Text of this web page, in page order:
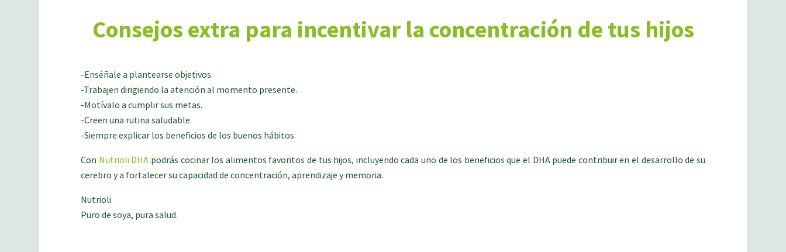
Consejos extra para incentivar la concentración de tus hijos
-Enséñale a plantearse objetivos.
-Trabajen dirigiendo la atención al momento presente.
-Motívalo a cumplir sus metas.
-Creen una rutina saludable.
-Siempre explicar los beneficios de los buenos hábitos.
Con Nutrioli DHA podrás cocinar los alimentos favoritos de tus hijos, incluyendo cada uno de los beneficios que el DHA puede contribuir en el desarrollo de su
cerebro y a fortalecer su capacidad de concentración, aprendizaje y memoria.
Nutrioli.
Puro de soya, pura salud.